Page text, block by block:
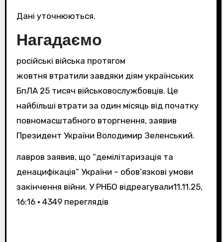
Дані уточнюються.
Нагадаємо
російські війська протягом
жовтня втратили завдяки діям українських
БпЛА 25 тисяч військовослужбовців. Це
найбільші втрати за один місяць від початку
повномасштабного вторгнення, заявив
Президент України Володимир Зеленський.
лавров заявив, що “демілітаризація та
денацифікація” України – обов’язкові умови
закінчення війни. У РНБО відреагували11.11.25,
16:16 • 4349 переглядiв